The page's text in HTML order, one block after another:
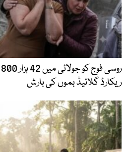
ریکارڈ گلائیڈ بموں کی بارش